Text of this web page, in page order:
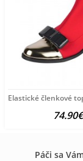
Elastické členkové
74.90€
Páči sa